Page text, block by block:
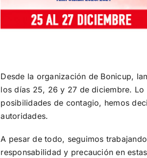
Desde la organización de Bonicup,
los días 25, 26 y 27 de diciembre.
posibilidades de contagio, hemos
autoridades.
A pesar de todo, seguimos
responsabilidad y precaución en